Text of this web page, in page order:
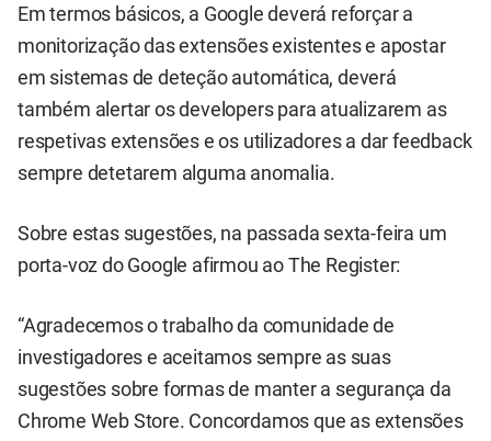
Em termos básicos, a Google deverá reforçar a
monitorização das extensões existentes e apostar
em sistemas de deteção automática, deverá
também alertar os developers para atualizarem as
respetivas extensões e os utilizadores a dar feedback
sempre detetarem alguma anomalia.
Sobre estas sugestões, na passada sexta-feira um
porta-voz do Google afirmou ao The Register:
“Agradecemos o trabalho da comunidade de
investigadores e aceitamos sempre as suas
sugestões sobre formas de manter a segurança da
Chrome Web Store. Concordamos que as extensões